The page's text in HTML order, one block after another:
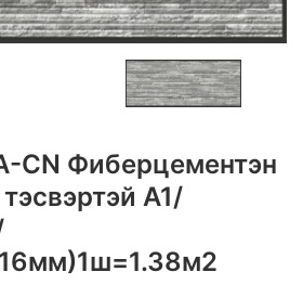
CN Фиберцементэн
A1/